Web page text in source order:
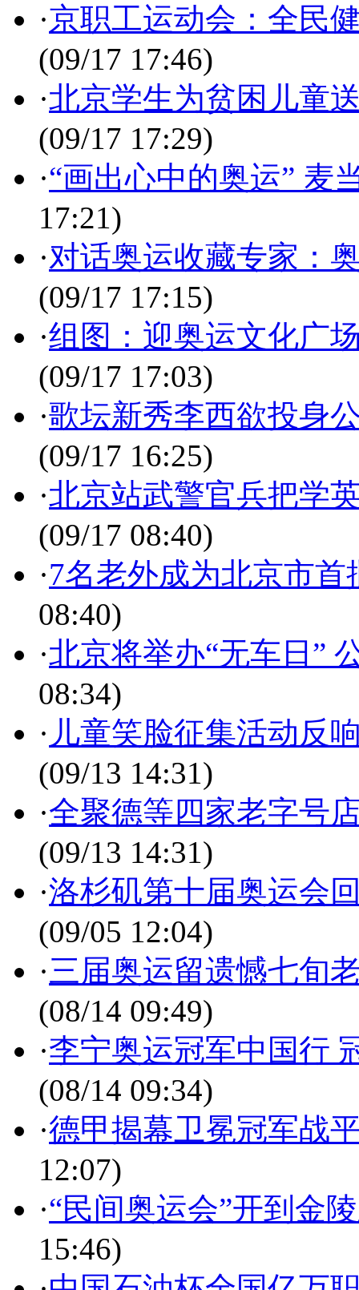
·京职工运动会：全民
(09/17 17:46)
·北京学生为贫困儿童
(09/17 17:29)
·“画出心中的奥运” 麦
17:21)
·对话奥运收藏专家：
(09/17 17:15)
·组图：迎奥运文化广
(09/17 17:03)
·歌坛新秀李西欲投身
(09/17 16:25)
·北京站武警官兵把学
(09/17 08:40)
·7名老外成为北京市首
08:40)
·北京将举办“无车日”
08:34)
· 儿童笑脸征集活动反
(09/13 14:31)
·全聚德等四家老字号
(09/13 14:31)
·洛杉矶第十届奥运会
(09/05 12:04)
·三届奥运留遗憾七旬
(08/14 09:49)
·李宁奥运冠军中国行
(08/14 09:34)
·德甲揭幕卫冕冠军战
12:07)
·“民间奥运会”开到金
15:46)